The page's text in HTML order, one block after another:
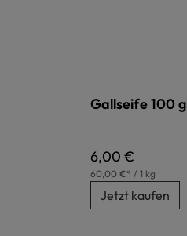
Gallseife 100 g
Regulärer Preis:
6,00 €
60,00 €* / 1 kg
Jetzt kaufen